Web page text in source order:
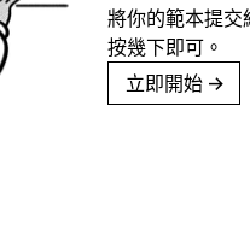
將你的範本提
按幾下即可。
立即開始 →